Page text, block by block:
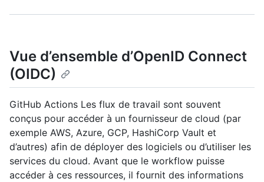
Vue d’ensemble d’OpenID Connect
(OIDC)
GitHub Actions Les flux de travail sont souvent
conçus pour accéder à un fournisseur de cloud (par
exemple AWS, Azure, GCP, HashiCorp Vault et
d’autres) afin de déployer des logiciels ou d’utiliser les
services du cloud. Avant que le workflow puisse
accéder à ces ressources, il fournit des informations